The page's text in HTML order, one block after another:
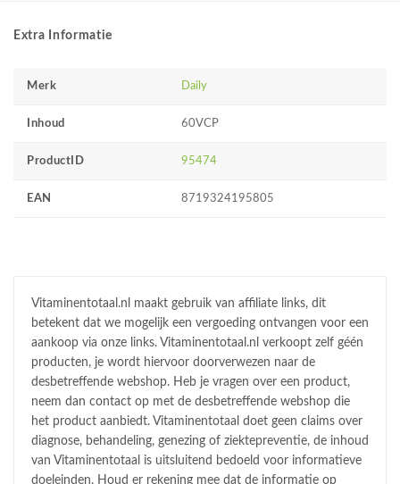
Extra Informatie
Merk Daily
Inhoud 60VCP
ProductID 95474
EAN 8719324195805
Vitaminentotaal.nl maakt gebruik van affiliate links, dit
betekent dat we mogelijk een vergoeding ontvangen voor een
aankoop via onze links. Vitaminentotaal.nl verkoopt zelf géén
producten, je wordt hiervoor doorverwezen naar de
desbetreffende webshop. Heb je vragen over een product,
neem dan contact op met de desbetreffende webshop die
het product aanbiedt. Vitaminentotaal doet geen claims over
diagnose, behandeling, genezing of ziektepreventie, de inhoud
van Vitaminentotaal is uitsluitend bedoeld voor informatieve
doeleinden. Houd er rekening mee dat de informatie op